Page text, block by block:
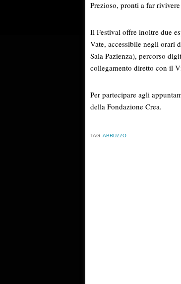
Prezioso, pronti a far
Il Festival offre inoltre due
Vate, accessibile negli orari
Sala Pazienza), percorso
collegamento diretto con il
Per partecipare agli
della Fondazione Crea.
TAG: ABRUZZO